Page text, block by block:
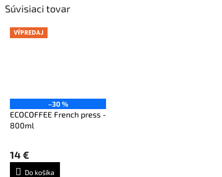
Súvisiaci tovar
VÝPREDAJ
–30 %
ECOCOFFEE French press -
800ml
14 €
Do košíka